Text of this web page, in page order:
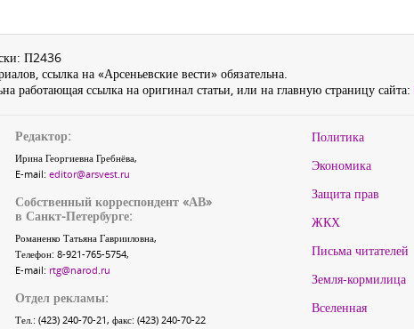
П2436
ссылка на «Арсеньевские вести» обязательна.
работающая ссылка на оригинал статьи, или на главную страницу сайта:
Редактор:
Ирина Георгиевна Гребнёва,
E-mail: editor@arsvest.ru
Собственный корреспондент «АВ»
в Санкт-Петербурге:
Романенко Татьяна Гаврииловна,
Телефон: 8-921-765-5754,
E-mail: rtg@narod.ru
Отдел рекламы:
Тел.: (423) 240-70-21, факс: (423) 240-70-22
Политика
Экономика
Защита прав
ЖКХ
Письма читателей
Земля-кормилица
Вселенная